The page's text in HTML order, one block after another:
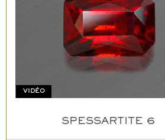
VIDÉO
SPESSARTITE 6